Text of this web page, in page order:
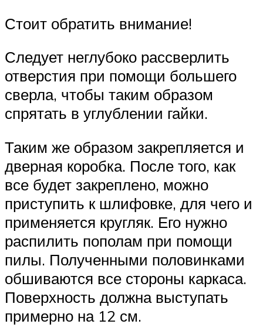
Стоит обратить внимание!
Следует неглубоко рассверлить
отверстия при помощи большего
сверла, чтобы таким образом
спрятать в углублении гайки.
Таким же образом закрепляется и
дверная коробка. После того, как
все будет закреплено, можно
приступить к шлифовке, для чего и
применяется кругляк. Его нужно
распилить пополам при помощи
пилы. Полученными половинками
обшиваются все стороны каркаса.
Поверхность должна выступать
примерно на 12 см.